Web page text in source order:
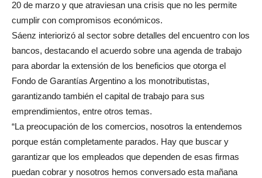
20 de marzo y que atraviesan una crisis que no les permite
cumplir con compromisos económicos.
Sáenz interiorizó al sector sobre detalles del encuentro con los
bancos, destacando el acuerdo sobre una agenda de trabajo
para abordar la extensión de los beneficios que otorga el
Fondo de Garantías Argentino a los monotributistas,
garantizando también el capital de trabajo para sus
emprendimientos, entre otros temas.
“La preocupación de los comercios, nosotros la entendemos
porque están completamente parados. Hay que buscar y
garantizar que los empleados que dependen de esas firmas
puedan cobrar y nosotros hemos conversado esta mañana